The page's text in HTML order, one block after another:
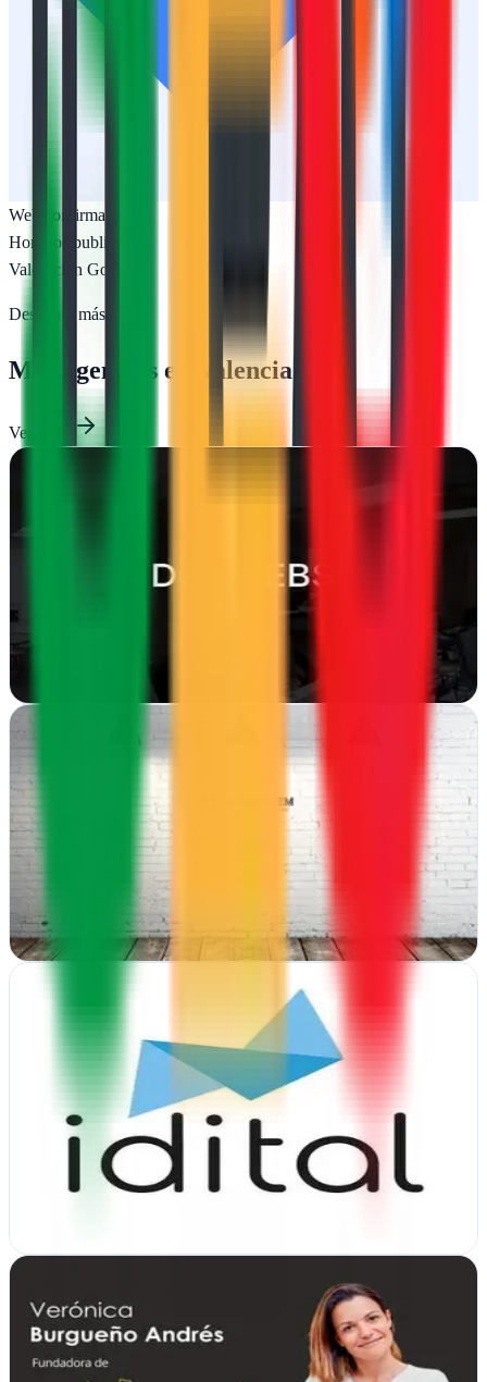
Web confirmada
Horarios publicados
Valoración Google
Descubre más
Más agencias en Valencia
Ver todas
Doowebs - Agencia de diseño web en Valencia
Doowebs crea sitios web y estrategias digitales en Valencia. Desde
diseño gráfico hasta alojamiento web, impulsan negocios online con
soluciones integrales
Ver ficha
Desde Valencia, WebSystem combina hosting robusto, diseño
gráfico y estrategia digital para potenciar tu negocio online con
soluciones integrales
Ver ficha completa
Valencia
Desde Valencia, Idital impulsa marcas con estrategias de marketing
y publicidad diseñadas para conectar con tu audiencia y generar
resultados medibles
Ver ficha
La Pobla de Vallbona, Valencia